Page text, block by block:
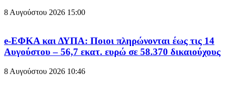
8 Αυγούστου 2026 15:00
e-ΕΦΚΑ και ΔΥΠΑ: Ποιοι πληρώνονται έως τις 14
Αυγούστου – 56,7 εκατ. ευρώ σε 58.370 δικαιούχους
8 Αυγούστου 2026 10:46